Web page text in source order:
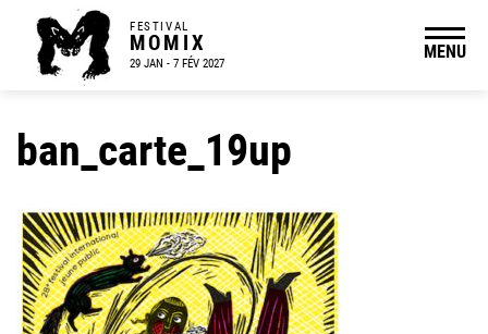
FESTIVAL
MOMIX
29 JAN - 7 FÉV 2027
MENU
ban_carte_19up